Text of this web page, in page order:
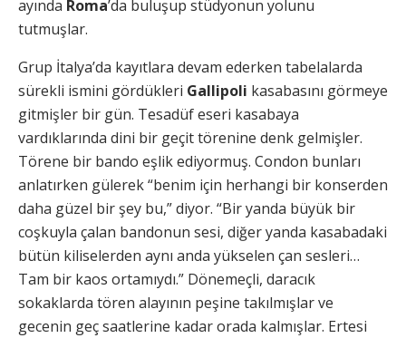
ayında Roma’da buluşup stüdyonun yolunu
tutmuşlar.
Grup İtalya’da kayıtlara devam ederken tabelalarda
sürekli ismini gördükleri Gallipoli kasabasını görmeye
gitmişler bir gün. Tesadüf eseri kasabaya
vardıklarında dini bir geçit törenine denk gelmişler.
Törene bir bando eşlik ediyormuş. Condon bunları
anlatırken gülerek “benim için herhangi bir konserden
daha güzel bir şey bu,” diyor. “Bir yanda büyük bir
coşkuyla çalan bandonun sesi, diğer yanda kasabadaki
bütün kiliselerden aynı anda yükselen çan sesleri…
Tam bir kaos ortamıydı.” Dönemeçli, daracık
sokaklarda tören alayının peşine takılmışlar ve
gecenin geç saatlerine kadar orada kalmışlar. Ertesi